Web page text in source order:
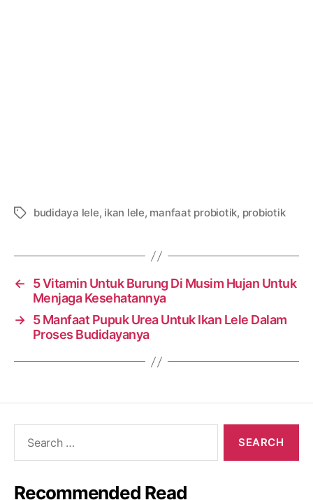
Tagsbudidaya lele, ikan lele, manfaat probiotik, probiotik
←
5 Vitamin Untuk Burung Di Musim Hujan Untuk
Menjaga Kesehatannya
→ 5 Manfaat Pupuk Urea Untuk Ikan Lele Dalam
Proses Budidayanya
Recommended Read